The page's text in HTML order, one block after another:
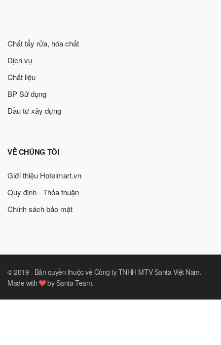
Chất tẩy rửa, hóa chất
Dịch vụ
Chất liệu
BP Sử dụng
Đầu tư xây dựng
VỀ CHÚNG TÔI
Giới thiệu Hotelmart.vn
Quy định - Thỏa thuận
Chính sách bảo mật
© 2019 - Bản quyền thuộc về Công ty TNHH MTV Santa Việt Nam.
Made with
by Santa Team.